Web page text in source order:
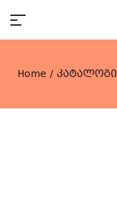
Home / კატალოგი